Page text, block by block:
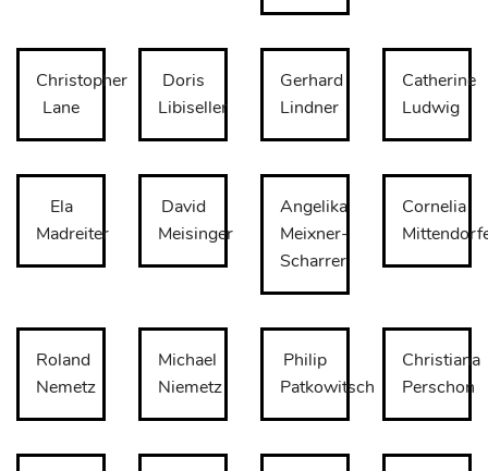
Christopher
Lane
Doris
Libiseller
Gerhard
Lindner
Catherine
Ludwig
Ela
Madreiter
David
Meisinger
Angelika
Meixner-
Scharrer
Cornelia
Roland
Nemetz
Michael
Niemetz
Philip
Patkowitsch
Christiana
Perschon